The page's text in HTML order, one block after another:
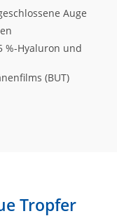
Auge
%-Hyaluron und
(BUT)
Tropfer